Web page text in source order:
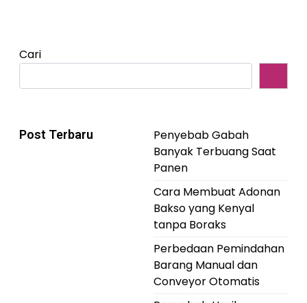
Cari
Post Terbaru
Penyebab Gabah
Banyak Terbuang Saat
Panen
Cara Membuat Adonan
Bakso yang Kenyal
tanpa Boraks
Perbedaan Pemindahan
Barang Manual dan
Conveyor Otomatis